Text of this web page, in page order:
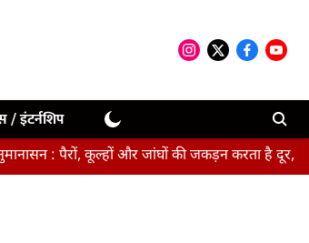
/ इंटर्नशिप
: पैरों, कूल्हों और जांघों की जकड़न करता है दूर,